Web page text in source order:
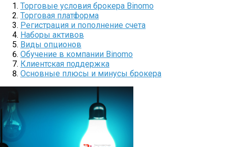
Торговые условия брокера Binomo
Торговая платформа
Регистрация и пополнение счета
Наборы активов
Виды опционов
Обучение в компании Binomo
Клиентская поддержка
Основные плюсы и минусы брокера